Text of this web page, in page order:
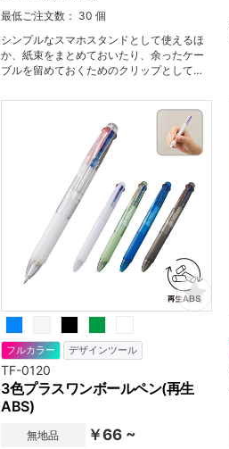
最低ご注文数： 30 個
シンプルなスマホスタンドとして使えるほ
か、紙束をまとめておいたり、余ったケー
ブルを留めておくためのクリップとしても
フルカラー デザインツール
TF-0120
3色プラスワンボールペン(再生
ABS)
無地品 ￥66 ~